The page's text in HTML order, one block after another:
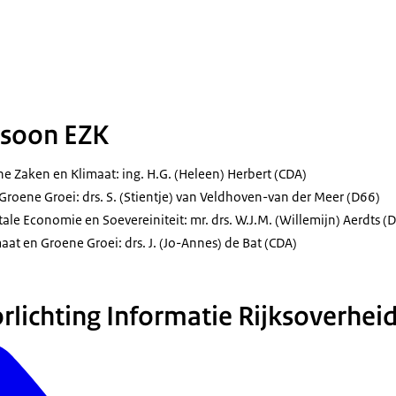
EZK
Zaken en Klimaat: ing. H.G. (Heleen) Herbert (CDA)
Groei: drs. S. (Stientje) van Veldhoven-van der Meer (D66)
Economie en Soevereiniteit: mr. drs. W.J.M. (Willemijn) Aerdts
en Groene Groei: drs. J. (Jo-Annes) de Bat (CDA)
Informatie Rijksoverheid